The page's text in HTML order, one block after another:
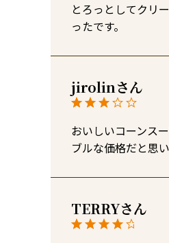
とろっとしてクリ
ったです。
jirolin
おいしいコーンス
ブルな価格だと思い
TERRY